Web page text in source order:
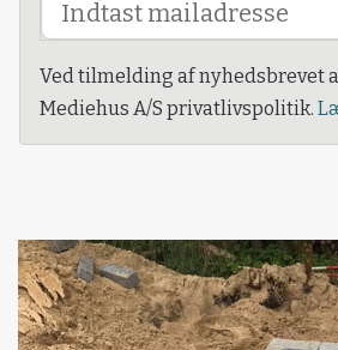
Ved tilmelding af nyhedsbrevet
Mediehus A/S privatlivspolitik.